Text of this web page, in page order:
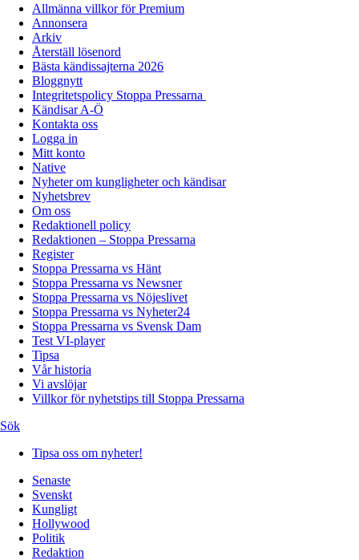
Allmänna villkor för Premium
Annonsera
Arkiv
Återställ lösenord
Bästa kändissajterna 2026
Bloggnytt
Integritetspolicy Stoppa Pressarna
Kändisar A-Ö
Kontakta oss
Logga in
Mitt konto
Native
Nyheter om kungligheter och kändisar
Nyhetsbrev
Om oss
Redaktionell policy
Redaktionen – Stoppa Pressarna
Register
Stoppa Pressarna vs Hänt
Stoppa Pressarna vs Newsner
Stoppa Pressarna vs Nöjeslivet
Stoppa Pressarna vs Nyheter24
Stoppa Pressarna vs Svensk Dam
Test VI-player
Tipsa
Vår historia
Vi avslöjar
Villkor för nyhetstips till Stoppa Pressarna
Sök
Tipsa oss om nyheter!
Senaste
Svenskt
Kungligt
Hollywood
Politik
Redaktion